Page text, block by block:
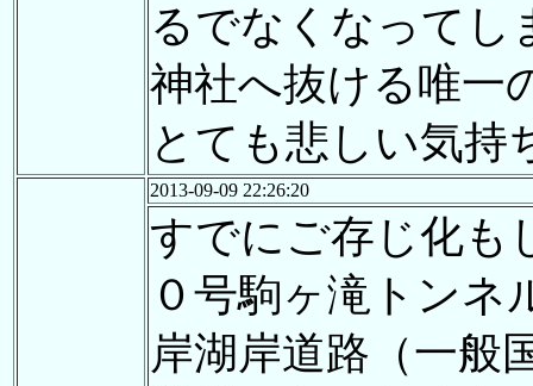
るでなくなってし
神社へ抜ける唯一
とても悲しい気持
2013-09-09 22:26:20
すでにご存じ化も
０号駒ヶ滝トンネ
岸湖岸道路（一般